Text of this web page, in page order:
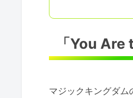
「You
マジックキングダム